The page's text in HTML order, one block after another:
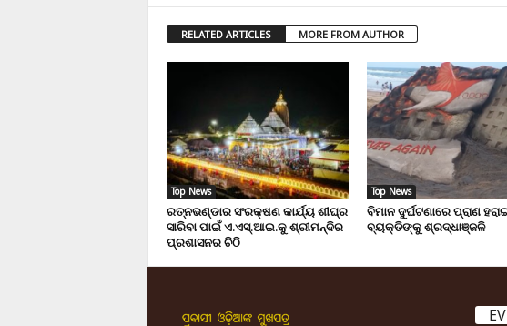
RELATED ARTICLES MORE FROM AUTHOR
Top News
ରତ୍ନଭଣ୍ଡାର ସଂରକ୍ଷଣ କାର୍ଯ୍ୟ ଶୀଘ୍ର
ସାରିବା ପାଇଁ ଏ.ଏସ୍.ଆଇ.କୁ ଶ୍ରୀମନ୍ଦିର
ପ୍ରଶାସନର ଚିଠି
Top News
ବିମାନ ଦୁର୍ଘଟଣାରେ ପ୍ରାଣ
ବ୍ୟକ୍ତିଙ୍କୁ ଶ୍ରଦ୍ଧାଞ୍ଜଳି